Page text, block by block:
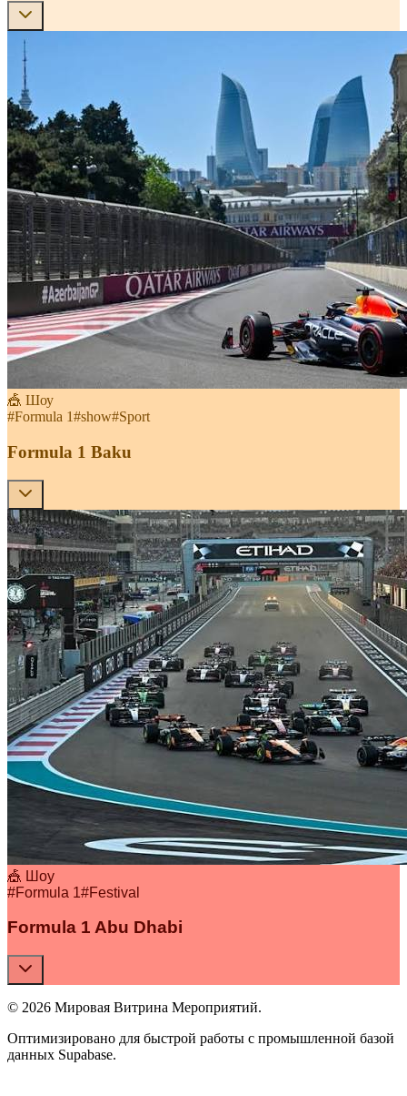
🎪 Шоу
#Formula 1#show#Sport
Formula 1 Baku
🎪 Шоу
#Formula 1#Festival
Formula 1 Abu Dhabi
© 2026 Мировая Витрина Мероприятий.
Оптимизировано для быстрой работы с промышленной базой
данных Supabase.